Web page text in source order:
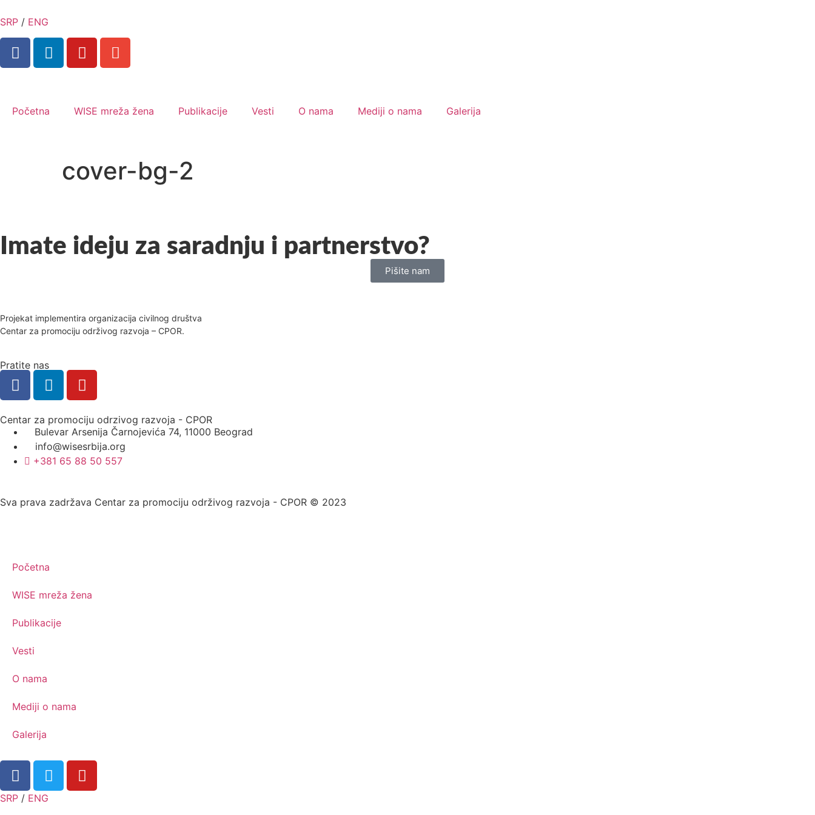
SRP / ENG
Početna WISE mreža žena Publikacije Vesti O nama Mediji o nama Galerija
cover-bg-2
Imate ideju za saradnju i partnerstvo?
Pišite nam
Projekat implementira organizacija civilnog društva
Centar za promociju održivog razvoja – CPOR.
Pratite nas
Centar za promociju odrzivog razvoja - CPOR
Bulevar Arsenija Čarnojevića 74, 11000 Beograd
info@wisesrbija.org
+381 65 88 50 557
Sva prava zadržava Centar za promociju održivog razvoja - CPOR © 2023
Početna
WISE mreža žena
Publikacije
Vesti
O nama
Mediji o nama
Galerija
SRP / ENG